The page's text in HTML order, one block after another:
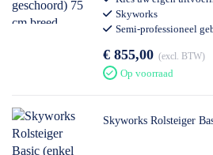
Skyworks
Semi-professioneel
€ 855,00 excl. BTW
Op voorraad
Skyworks Rolsteiger